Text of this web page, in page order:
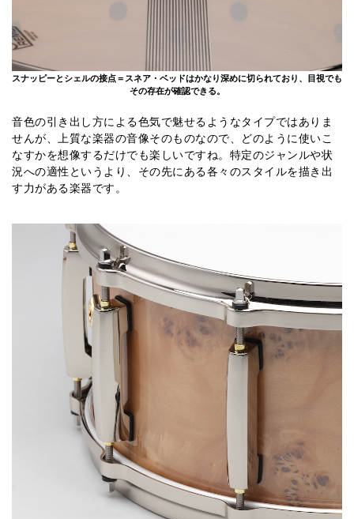
スナッピーとシェルの接点＝スネア・ベッドはかなり深めに切られており、目視でも
その存在が確認できる。
音色の引き出し方による色気で魅せるようなタイプではありま
せんが、上質な楽器の音像そのものなので、どのように使いこ
なすかを想像するだけでも楽しいですね。特定のジャンルや状
況への適性というより、その先にある各々のスタイルを描き出
す力がある楽器です。